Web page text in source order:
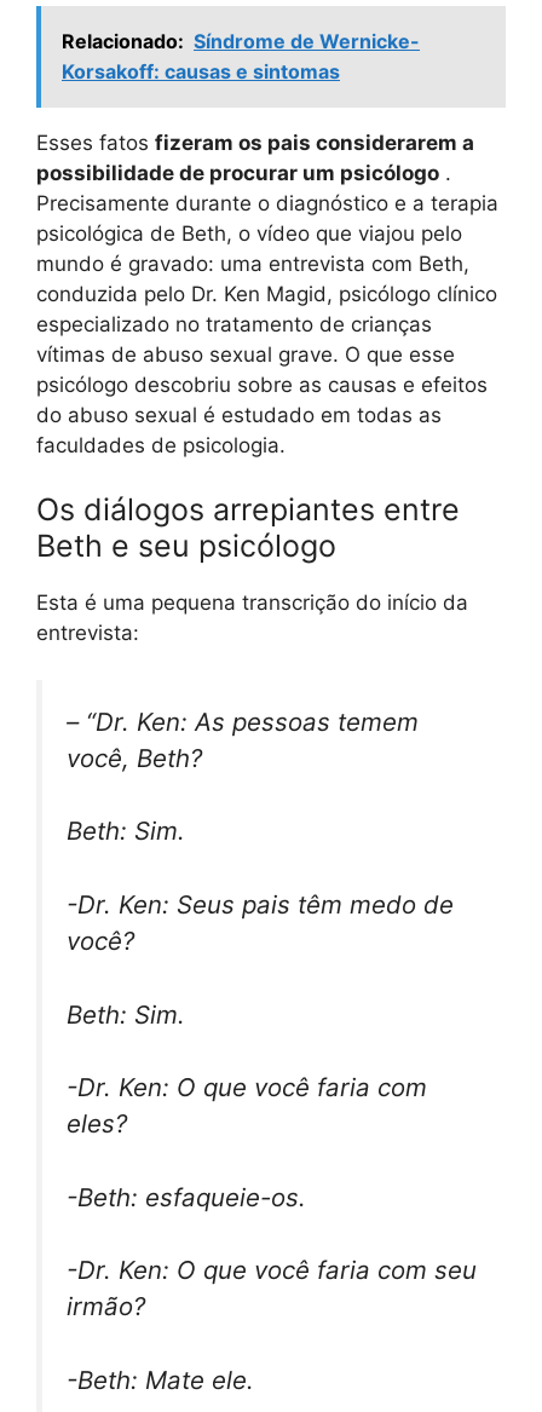
Relacionado: Síndrome de Wernicke-
Korsakoff: causas e sintomas
Esses fatos fizeram os pais considerarem a
possibilidade de procurar um psicólogo .
Precisamente durante o diagnóstico e a terapia
psicológica de Beth, o vídeo que viajou pelo
mundo é gravado: uma entrevista com Beth,
conduzida pelo Dr. Ken Magid, psicólogo clínico
especializado no tratamento de crianças
vítimas de abuso sexual grave. O que esse
psicólogo descobriu sobre as causas e efeitos
do abuso sexual é estudado em todas as
faculdades de psicologia.
Os diálogos arrepiantes entre
Beth e seu psicólogo
Esta é uma pequena transcrição do início da
entrevista:
– “Dr. Ken: As pessoas temem
você, Beth?
Beth: Sim.
-Dr. Ken: Seus pais têm medo de
você?
Beth: Sim.
-Dr. Ken: O que você faria com
eles?
-Beth: esfaqueie-os.
-Dr. Ken: O que você faria com seu
irmão?
-Beth: Mate ele.